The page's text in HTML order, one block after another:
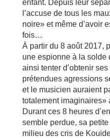
enfant. Depuis leur
l’accuse de tous les
noire» et même d’avoir
fois…
À partir du 8 août 2017,
une espionne à la solde
ainsi tenter d’obtenir
prétendues agressions
et le musicien auraient
totalement imaginaires»
Durant ces 8 heures
semble perdue, sa
milieu des cris de